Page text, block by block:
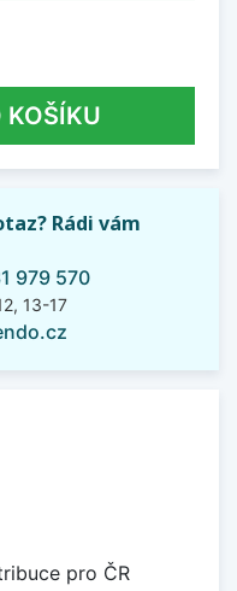
KOŠÍKU
Rádi vám
979 570
13-17
pro ČR